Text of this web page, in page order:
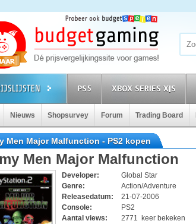
PS5 XBOX SERIES X|S
Nieuws Shopsurvey Forum Trading Board
Men Major Malfunction - PS2 kopen
Men Major Malfunction
Developer:
Global Star
Genre:
Action/Adventure
Releasedatum:
21-07-2006
Console:
PS2
Aantal views:
2771 keer bekeken